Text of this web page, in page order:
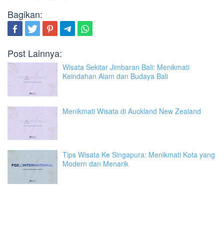
Bagikan:
Post Lainnya:
Wisata Sekitar Jimbaran Bali: Menikmati
Keindahan Alam dan Budaya Bali
Menikmati Wisata di Auckland New Zealand
Tips Wisata Ke Singapura: Menikmati Kota yang
Modern dan Menarik